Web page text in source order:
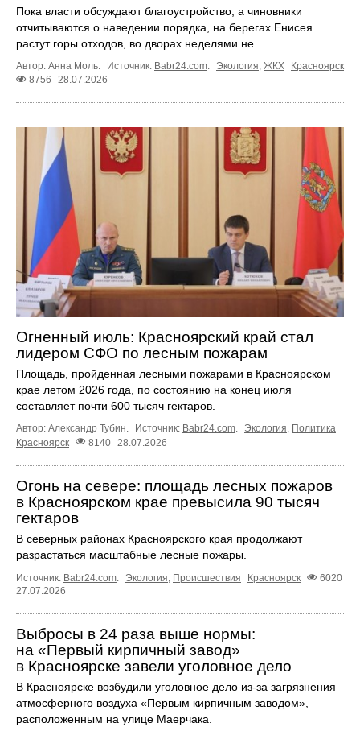
Пока власти обсуждают благоустройство, а чиновники
отчитываются о наведении порядка, на берегах Енисея
растут горы отходов, во дворах неделями не ...
Автор: Анна Моль. Источник: Babr24.com Экология ЖКХ
Красноярск
8756
28.07.2026
Огненный июль: Красноярский край стал
лидером СФО по лесным пожарам
Площадь, пройденная лесными пожарами в Красноярском
крае летом 2026 года, по состоянию на конец июля
составляет почти 600 тысяч гектаров.
Автор: Александр Тубин. Источник: Babr24.com. Экология, Политика
Красноярск
8140 28.07.2026
Огонь на севере: площадь лесных пожаров
в Красноярском крае превысила 90 тысяч
гектаров
В северных районах Красноярского края продолжают
разрастаться масштабные лесные пожары.
Источник: Babr24.com Экология Происшествия Красноярск
6020
27.07.2026
Выбросы в 24 раза выше нормы:
на «Первый кирпичный завод»
в Красноярске завели уголовное дело
В Красноярске возбудили уголовное дело из-за загрязнения
атмосферного воздуха «Первым кирпичным заводом»,
расположенным на улице Маерчака.